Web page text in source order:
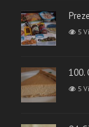
5
100.
5